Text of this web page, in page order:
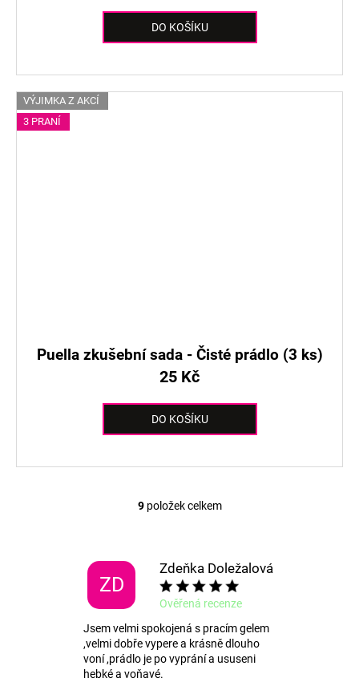
DO KOŠÍKU
VÝJIMKA Z AKCÍ
3 PRANÍ
Puella zkušební sada - Čisté prádlo (3 ks)
25 Kč
DO KOŠÍKU
O
á
d
a
í
p
9položek celkem
ZD
Zdeňka Doležalová
Ověřená recenze
Jsem velmi spokojená s pracím gelem
,velmi dobře vypere a krásně dlouho
voní ,prádlo je po vyprání a ususeni
hebké a voňavé.